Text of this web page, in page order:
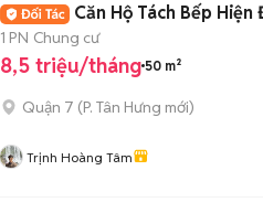
Căn Hộ Tách Bếp
1 PN Chung cư
8,5 triệu/tháng 50 m²
Quận 7 (P. Tân Hưng mới)
Trịnh Hoàng Tâm